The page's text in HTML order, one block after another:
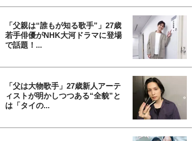
「父親は“誰もが知る歌手”」27歳
若手俳優がNHK大河ドラマに登場
で話題！...
「父は大物歌手」27歳新人アーテ
ィストが明かしつつある“全貌”と
は「タイの...